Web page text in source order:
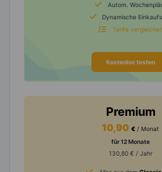
Autom.
Dynamische
Tarife vergleichen
Kostenlos testen
Premium
10,90 € / Monat
für 12 Monate
130,80 € / Jahr